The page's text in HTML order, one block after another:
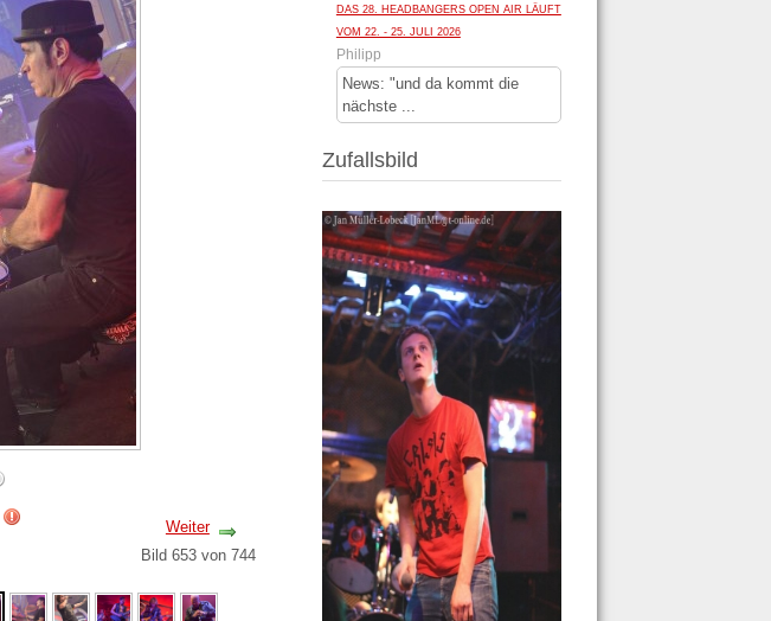
Weiter
Bild 653 von 744
DAS 28. HEADBANGERS OPEN AIR LÄUFT
VOM 22. - 25. JULI 2026
Philipp
News: "und da kommt die
nächste ...
Zufallsbild